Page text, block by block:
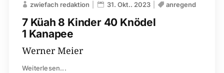
7 Küah 8 Kinder 40 Knödel
1 Kanapee
zwiefach redaktion 31. Okt.. 2023 anregend
Werner Meier
Weiterlesen...